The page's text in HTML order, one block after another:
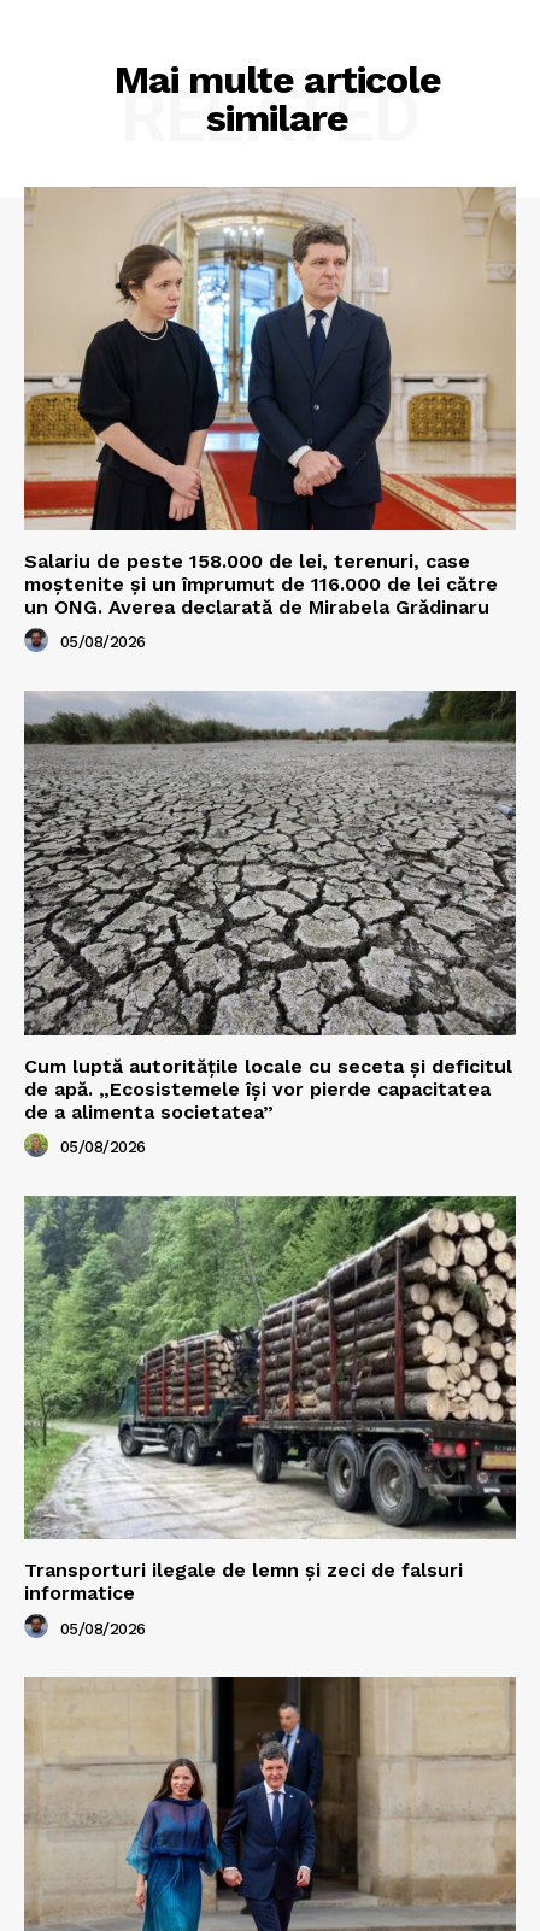
Mai multe articole
similare
RELATED
Salariu de peste 158.000 de lei, terenuri, case
moștenite și un împrumut de 116.000 de lei către
un ONG. Averea declarată de Mirabela Grădinaru
05/08/2026
Cum luptă autoritățile locale cu seceta și deficitul
de apă. „Ecosistemele își vor pierde capacitatea
de a alimenta societatea”
05/08/2026
Transporturi ilegale de lemn și zeci de falsuri
informatice
05/08/2026